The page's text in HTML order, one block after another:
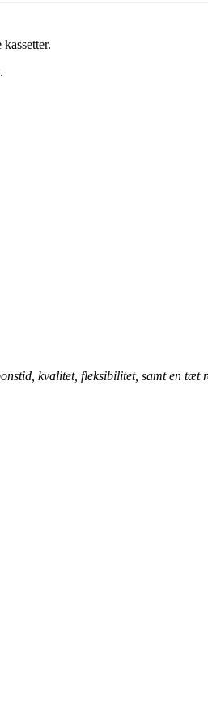
kvalitet, fleksibilitet, samt en